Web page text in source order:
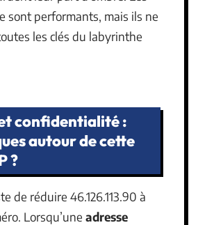
sont performants, mais ils ne
les clés du labyrinthe
confidentialité :
autour de cette
?
de réduire 46.126.113.90 à
Lorsqu’une adresse